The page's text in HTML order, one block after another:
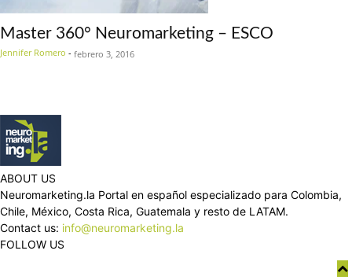
Master 360° Neuromarketing – ESCO
Jennifer Romero - febrero 3, 2016
ABOUT US
Neuromarketing.la Portal en español especializado para Colombia,
Chile, México, Costa Rica, Guatemala y resto de LATAM.
Contact us: info@neuromarketing.la
FOLLOW US